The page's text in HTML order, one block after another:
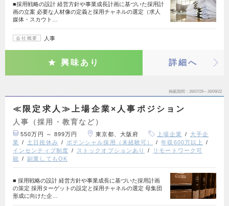
■採用戦略の設計 経営方針や事業成長計画に基づいた採用計
画の立案 必要な人材像の定義と採用チャネルの選定（求人
媒体・スカウト…
会社概要 人事
興味あり 詳細へ
掲載期間 26/07/29～26/09/22
≪限定求人≫上場企業×人事ポジション
人事（採用・教育など）
550万円 ～ 899万円 東京都、大阪府 上場企業
大手企
業
土日祝休み ポテンシャル採用（未経験可）
年収600万以上
インセンティブ制度
ストックオプションあり
リモートワーク可
能
副業してもOK
■ 採用戦略の設計 経営方針や事業成長に基づいた採用計画
の策定 採用ターゲットの設定と採用チャネルの選定 母集団
形成に向けた企…